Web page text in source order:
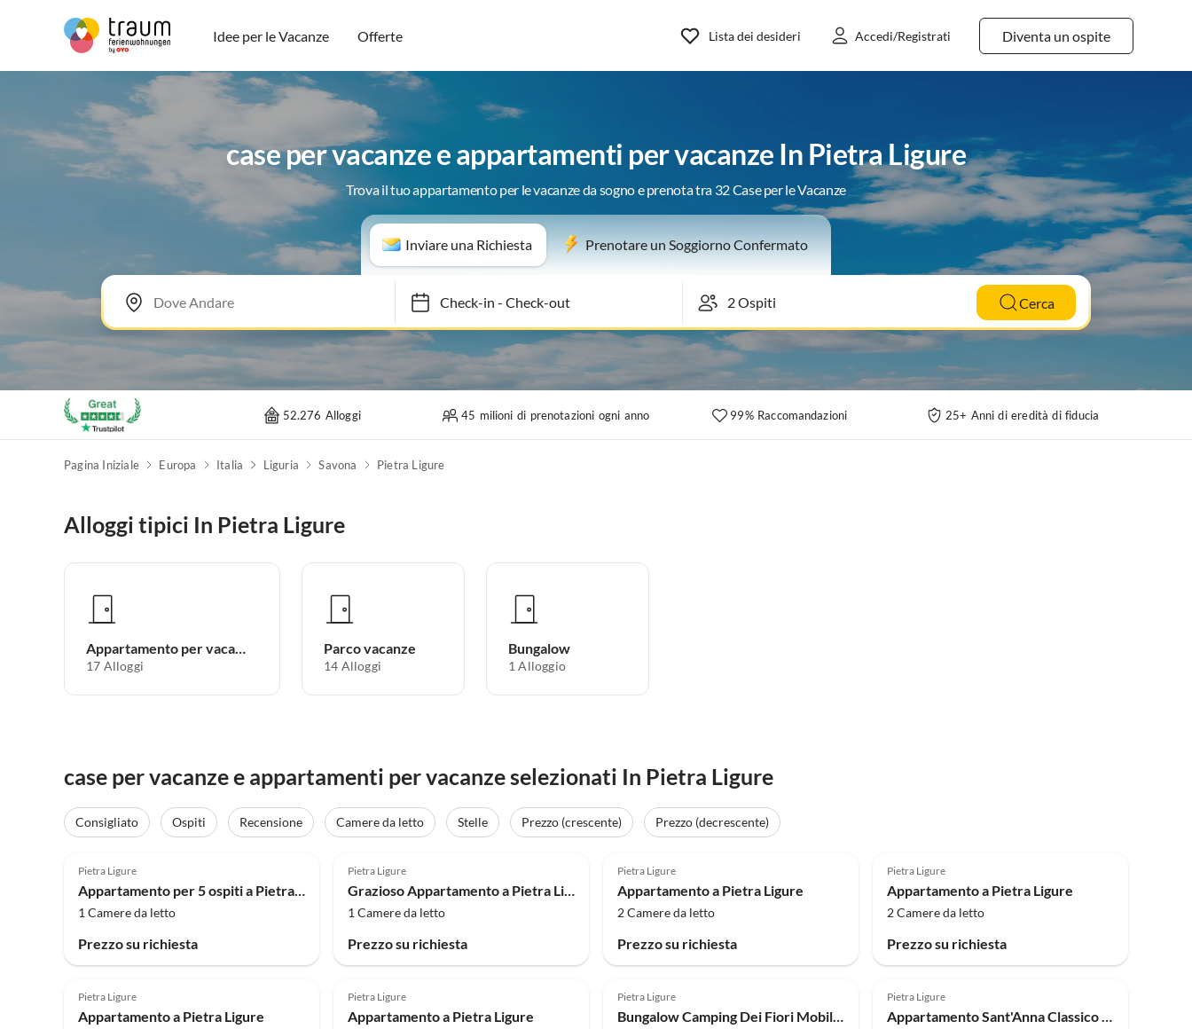
Idee per le Vacanze Offerte Diventa un ospite
Lista dei desideri Accedi/Registrati
case per vacanze e appartamenti per vacanze In Pietra Ligure
Trova il tuo appartamento per le vacanze da sogno e prenota tra 32 Case per le Vacanze
Inviare una Richiesta Prenotare un Soggiorno Confermato
Check-in- Check-out Cerca
52.276 Alloggi 45 milioni di prenotazioni ogni anno 99% Raccomandazioni 25+ Anni di eredità di fiducia
Pagina Iniziale Europa Italia Liguria Savona Pietra Ligure
Alloggi tipici In Pietra Ligure
Appartamento per vacanze
17 Alloggi
Parco vacanze
14 Alloggi
Bungalow
1 Alloggio
case per vacanze e appartamenti per vacanze selezionati In Pietra Ligure
Consigliato Ospiti Recensione Camere da letto Stelle Prezzo (crescente)
Prezzo (decrescente)
Pietra Ligure
Appartamento per 5 ospiti a Pietra Ligure
1 Camere da letto
Prezzo su richiesta
Pietra Ligure
Grazioso Appartamento a Pietra Ligure
1 Camere da letto
Prezzo su richiesta
Pietra Ligure
Appartamento a Pietra Ligure
2 Camere da letto
Prezzo su richiesta
Pietra Ligure
Appartamento a Pietra Ligure
2 Camere da letto
Prezzo su richiesta
Pietra Ligure
Appartamento a Pietra Ligure
Pietra Ligure
Appartamento a Pietra Ligure
Alto
Pietra Ligure
Bungalow Camping Dei Fiori Mobile Home
Alto
Pietra Ligure
Appartamento Sant'Anna Classico Bilo